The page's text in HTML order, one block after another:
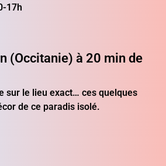
17h
(Occitanie) à 20 min de
sur le lieu exact… ces quelques
de ce paradis isolé.